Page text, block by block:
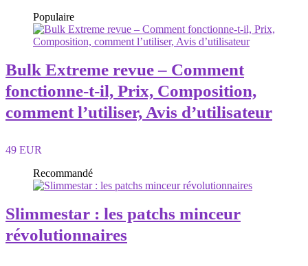
Populaire
Bulk Extreme revue – Comment
fonctionne-t-il, Prix, Composition,
comment l’utiliser, Avis d’utilisateur
49 EUR
Recommandé
Slimmestar : les patchs minceur
révolutionnaires